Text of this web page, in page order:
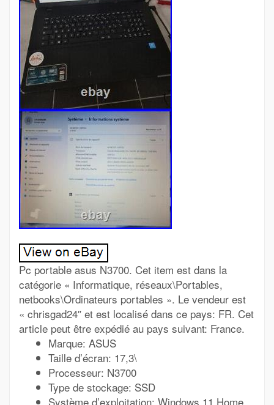
Pc portable asus N3700. Cet item est dans la
catégorie « Informatique, réseaux\Portables,
netbooks\Ordinateurs portables ». Le vendeur est
« chrisgad24″ et est localisé dans ce pays: FR. Cet
article peut être expédié au pays suivant: France.
Marque: ASUS
Taille d’écran: 17,3\
Processeur: N3700
Type de stockage: SSD
Système d’exploitation: Windows 11 Home